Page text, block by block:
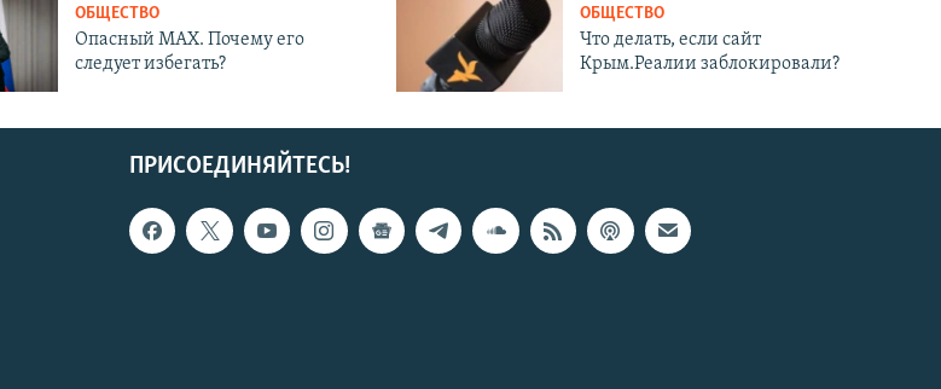
ОБЩЕСТВО
Опасный MAX. Почему его
следует избегать?
ОБЩЕСТВО
Что делать, если сайт
Крым.Реалии заблокировали?
ПРИСОЕДИНЯЙТЕСЬ!